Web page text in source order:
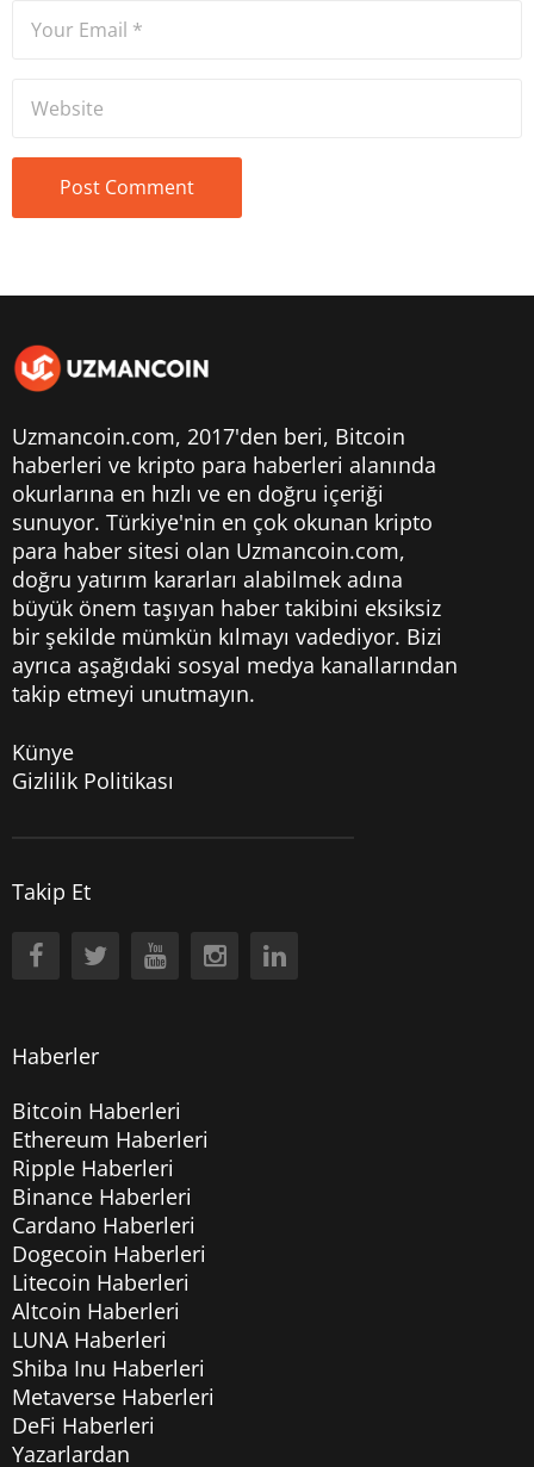
Uzmancoin.com, 2017'den beri, Bitcoin
haberleri ve kripto para haberleri alanında
okurlarına en hızlı ve en doğru içeriği
sunuyor. Türkiye'nin en çok okunan kripto
para haber sitesi olan Uzmancoin.com,
doğru yatırım kararları alabilmek adına
büyük önem taşıyan haber takibini eksiksiz
bir şekilde mümkün kılmayı vadediyor. Bizi
ayrıca aşağıdaki sosyal medya kanallarından
takip etmeyi unutmayın.
Künye
Gizlilik Politikası
Takip Et
Haberler
Bitcoin Haberleri
Ethereum Haberleri
Ripple Haberleri
Binance Haberleri
Cardano Haberleri
Dogecoin Haberleri
Litecoin Haberleri
Altcoin Haberleri
LUNA Haberleri
Shiba Inu Haberleri
Metaverse Haberleri
DeFi Haberleri
Yazarlardan